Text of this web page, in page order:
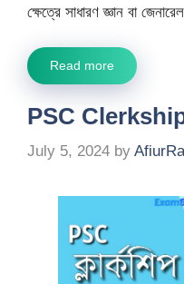
ক্ষেত্রে সাধারণ জ্ঞান বা
Read more
PSC
July 5, 2024 by